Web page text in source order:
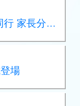
活動花絮 - 愛與生命•攜手同行 家長分享會
場